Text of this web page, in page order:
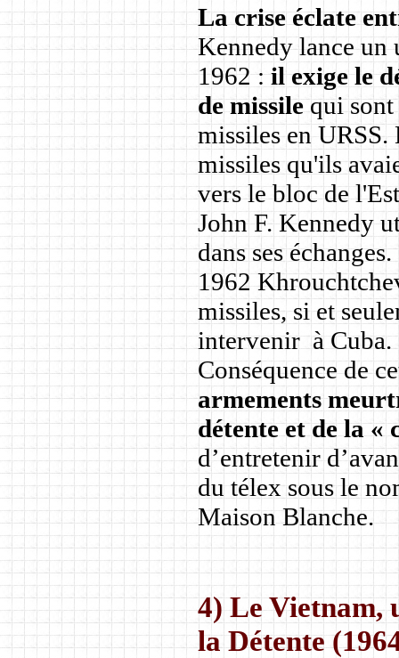
La crise éclate
Kennedy lance
1962 :il exige le
de missilequi
missiles en URSS.
missiles qu'ils
vers le bloc de
John F. Kennedy
dans ses
1962
missiles, si et
intervenir à Cuba.
Conséquence de
armements
détente et de la «
d’entretenir
du télex sous le
Maison Blanche.
4) Le Vietnam,
la Détente